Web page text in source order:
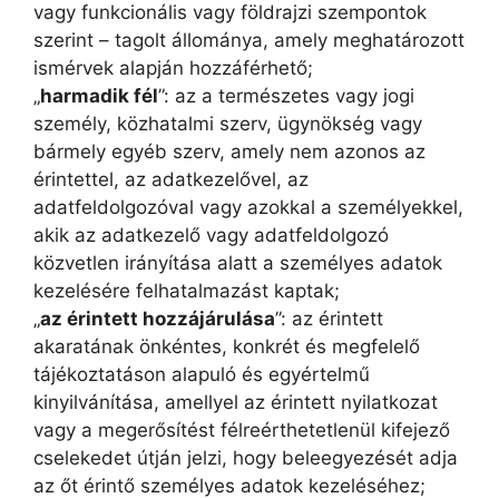
vagy funkcionális vagy földrajzi szempontok
szerint – tagolt állománya, amely meghatározott
ismérvek alapján hozzáférhető;
„harmadik fél”: az a természetes vagy jogi
személy, közhatalmi szerv, ügynökség vagy
bármely egyéb szerv, amely nem azonos az
érintettel, az adatkezelővel, az
adatfeldolgozóval vagy azokkal a személyekkel,
akik az adatkezelő vagy adatfeldolgozó
közvetlen irányítása alatt a személyes adatok
kezelésére felhatalmazást kaptak;
„az érintett hozzájárulása”: az érintett
akaratának önkéntes, konkrét és megfelelő
tájékoztatáson alapuló és egyértelmű
kinyilvánítása, amellyel az érintett nyilatkozat
vagy a megerősítést félreérthetetlenül kifejező
cselekedet útján jelzi, hogy beleegyezését adja
az őt érintő személyes adatok kezeléséhez;